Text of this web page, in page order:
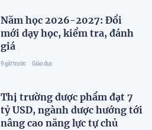
Năm học 2026-2027: Đổi
mới dạy học, kiểm tra, đánh
giá
9 giờ trước Giáo dục
Thị trường dược phẩm đạt 7
tỷ USD, ngành dược hướng tới
nâng cao năng lực tự chủ